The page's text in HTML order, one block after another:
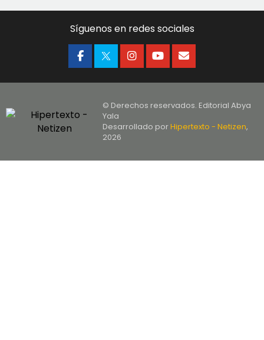
Síguenos en redes sociales
© Derechos reservados. Editorial Abya
Yala
Desarrollado porHipertexto - Netizen,
2026